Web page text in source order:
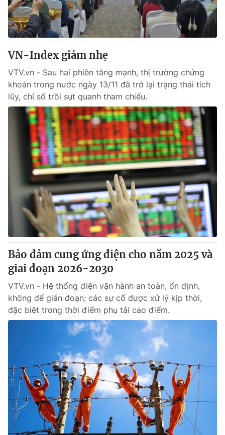
Sản phẩm
Thị trường
Tư vấn
Lịch phát sóng
Emagazine Podcast
Photo Infographic
Video Shorts video
VTV Money VTV Thể thao
VTV Sức khoẻ Bất động sản
Thị trường 24h Tấm lòng Việt
VTV4 Vươn mình bằng AI
VTV9 VTV8
Liên hệ tòa soạn English
THỜI BÁO VTV
Theo dõi báo trên
Cơ quan chủ quản:Đài Truyền hình Việt Nam
VN-Index giảm nhẹ
VTV.vn - Sau hai phiên tăng mạnh, thị trường chứng
khoán trong nước ngày 13/11 đã trở lại trạng thái tích
lũy, chỉ số trồi sụt quanh tham chiếu.
Bảo đảm cung ứng điện cho năm 2025 và
giai đoạn 2026-2030
VTV.vn - Hệ thống điện vận hành an toàn, ổn định,
không để gián đoạn; các sự cố được xử lý kịp thời,
đặc biệt trong thời điểm phụ tải cao điểm.